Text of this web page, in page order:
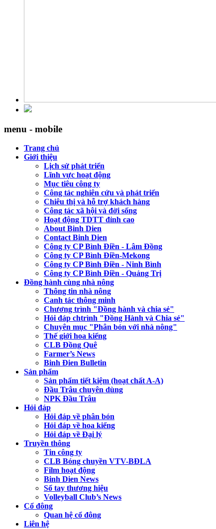
menu - mobile
Trang chủ
Giới thiệu
Lịch sử phát triển
Lĩnh vực hoạt động
Mục tiêu công ty
Công tác nghiên cứu và phát triển
Chiêu thị và hỗ trợ khách hàng
Công tác xã hội và đời sống
Hoạt động TDTT đỉnh cao
About Binh Dien
Contact Binh Dien
Công ty CP Bình Điền - Lâm Đồng
Công ty CP Bình Điền-Mekong
Công ty CP Bình Điền - Ninh Bình
Công ty CP Bình Điền - Quảng Trị
Đồng hành cùng nhà nông
Thông tin nhà nông
Canh tác thông minh
Chương trình "Đồng hành và chia sẻ"
Hỏi đáp chtrình "Đồng Hành và Chia sẻ"
Chuyên mục "Phân bón với nhà nông"
Thế giới hoa kiểng
CLB Đồng Quê
Farmer’s News
Binh Đien Bulletin
Sản phẩm
Sản phẩm tiết kiệm (hoạt chất A-A)
Đầu Trâu chuyên dùng
NPK Đầu Trâu
Hỏi đáp
Hỏi đáp về phân bón
Hỏi đáp về hoa kiểng
Hỏi đáp về Đại lý
Truyền thông
Tin công ty
CLB Bóng chuyền VTV-BĐLA
Film hoạt động
Binh Dien News
Sổ tay thương hiệu
Volleyball Club’s News
Cổ đông
Quan hệ cổ đông
Liên hệ